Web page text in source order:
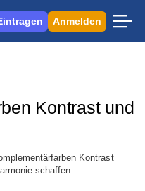
Anmelden
Kontrast und
Kontrast
schaffen